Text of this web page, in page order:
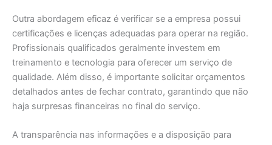
Outra abordagem eficaz é verificar se a empresa possui
certificações e licenças adequadas para operar na região.
Profissionais qualificados geralmente investem em
treinamento e tecnologia para oferecer um serviço de
qualidade. Além disso, é importante solicitar orçamentos
detalhados antes de fechar contrato, garantindo que não
haja surpresas financeiras no final do serviço.
A transparência nas informações e a disposição para